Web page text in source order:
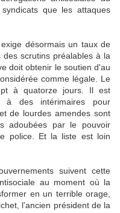
que les attaques
désormais un taux de
scrutins préalables à la
doit obtenir le soutien d'au
comme légale. Le
à quatorze jours. Il est
à des intérimaires pour
de lourdes amendes sont
adoubées par le pouvoir
police. Et la liste est loin
suivent cette
au moment où la
en un terrible orage,
l'ancien président de la